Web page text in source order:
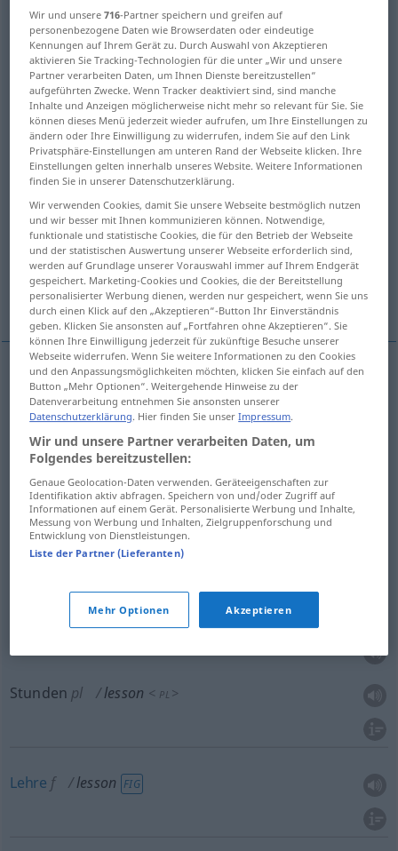
lesson [ˈlesn]s
Übersicht aller Übersetzungen
(Für mehr Details die Übersetzung anklicken/antippen)
Lektion, Übungsstück HausAufgabe
Lehr-, UnterrichtsStunde
Unterricht, Stunden Lehre
Lektion, Denkzettel, Strafe, strenger Verweis
Lesung, Lektion
Lektionf lesson exercise
Übungsstückn lesson exercise
(Haus)Aufgabef lesson homework
(Lehr-, Unterrichts)Stunde
Unterricht
Stunden pl lesson < PL >
Lehre f lesson FIG
Wir und unsere716-Partner speichern und greifen auf
personenbezogene Daten wie Browserdaten oder eindeutige
Kennungen auf Ihrem Gerät zu. Durch Auswahl von Akzeptieren
aktivieren Sie Tracking-Technologien für die unter „Wir und unsere
Partner verarbeiten Daten, um Ihnen Dienste bereitzustellen“
aufgeführten Zwecke. Wenn Tracker deaktiviert sind, sind manche
Inhalte und Anzeigen möglicherweise nicht mehr so relevant für Sie. Sie
können dieses Menü jederzeit wieder aufrufen, um Ihre Einstellungen zu
ändern oder Ihre Einwilligung zu widerrufen, indem Sie auf den Link
Privatsphäre-Einstellungen am unteren Rand der Webseite klicken. Ihre
Einstellungen gelten innerhalb unseres Website. Weitere Informationen
finden Sie in unserer Datenschutzerklärung.
Wir verwenden Cookies, damit Sie unsere Webseite bestmöglich nutzen
und wir besser mit Ihnen kommunizieren können. Notwendige,
funktionale und statistische Cookies, die für den Betrieb der Webseite
und der statistischen Auswertung unserer Webseite erforderlich sind,
werden auf Grundlage unserer Vorauswahl immer auf Ihrem Endgerät
gespeichert. Marketing-Cookies und Cookies, die der Bereitstellung
personalisierter Werbung dienen, werden nur gespeichert, wenn Sie uns
durch einen Klick auf den „Akzeptieren“-Button Ihr Einverständnis
geben. Klicken Sie ansonsten auf „Fortfahren ohne Akzeptieren“. Sie
können Ihre Einwilligung jederzeit für zukünftige Besuche unserer
Webseite widerrufen. Wenn Sie weitere Informationen zu den Cookies
und den Anpassungsmöglichkeiten möchten, klicken Sie einfach auf den
Button „Mehr Optionen“. Weitergehende Hinweise zu der
Datenverarbeitung entnehmen Sie ansonsten unserer
Datenschutzerklärung. Hier finden Sie unserImpressum.
Wir und unsere Partner verarbeiten Daten, um
Folgendes bereitzustellen:
Genaue Geolocation-Daten verwenden. Geräteeigenschaften zur
Identifikation aktiv abfragen. Speichern von und/oder Zugriff auf
Informationen auf einem Gerät. Personalisierte Werbung und Inhalte,
Messung von Werbung und Inhalten, Zielgruppenforschung und
Entwicklung von Dienstleistungen.
Liste der Partner (Lieferanten)
Mehr Optionen Akzeptieren